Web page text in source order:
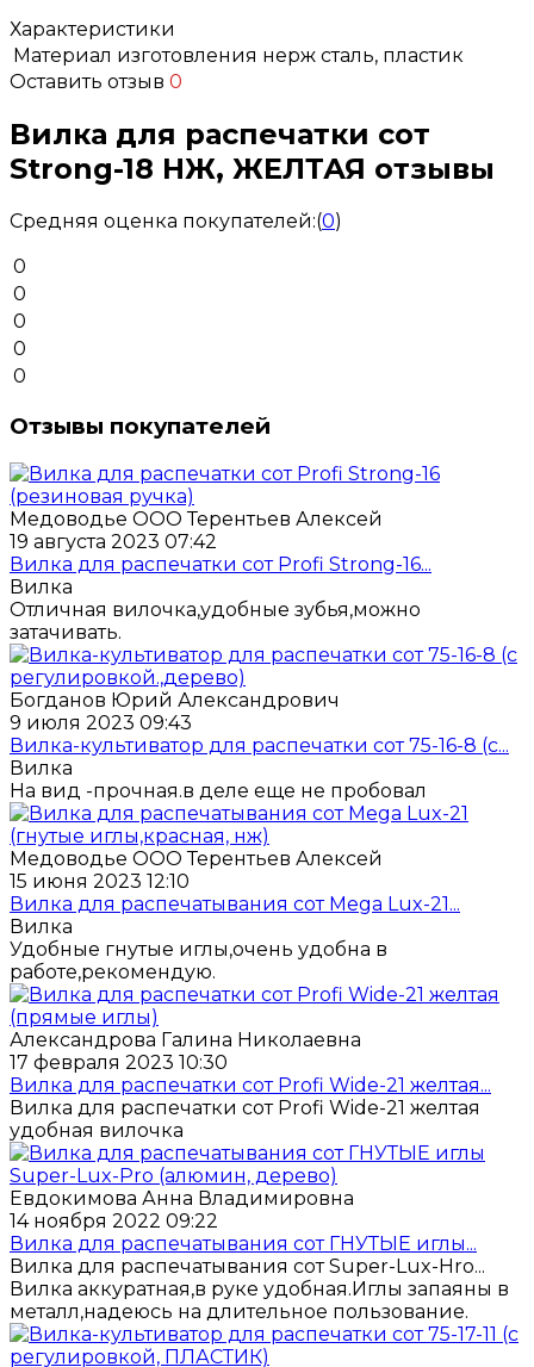
Характеристики
Материал изготовления нерж сталь, пластик
Оставить отзыв 0
Вилка для распечатки сот
Strong-18 НЖ, ЖЕЛТАЯ отзывы
Средняя оценка покупателей:(0)
0
0
0
0
0
Отзывы покупателей
Медоводье ООО Терентьев Алексей
19 августа 2023 07:42
Вилка для распечатки сот Profi Strong-16...
Вилка
Отличная вилочка,удобные зубья,можно
затачивать.
Богданов Юрий Александрович
9 июля 2023 09:43
Вилка-культиватор для распечатки сот 75-16-8 (с...
Вилка
На вид -прочная.в деле еще не пробовал
Медоводье ООО Терентьев Алексей
15 июня 2023 12:10
Вилка для распечатывания сот Mega Lux-21...
Вилка
Удобные гнутые иглы,очень удобна в
работе,рекомендую.
Александрова Галина Николаевна
17 февраля 2023 10:30
Вилка для распечатки сот Profi Wide-21 желтая...
Вилка для распечатки сот Profi Wide-21 желтая
удобная вилочка
Евдокимова Анна Владимировна
14 ноября 2022 09:22
Вилка для распечатывания сот ГНУТЫЕ иглы...
Вилка для распечатывания сот Super-Lux-Hro...
Вилка аккуратная,в руке удобная.Иглы запаяны в
металл,надеюсь на длительное пользование.